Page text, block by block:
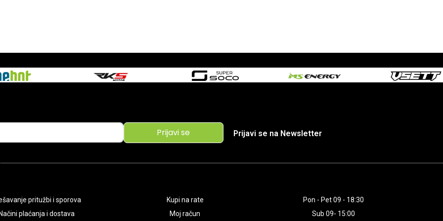
Prijavi se Prijavi se na Newsletter
pritužbi i sporova
plaćanja i dostava
Kupi na rate
Moj račun
Pon - Pet 09 - 18:30
Sub 09- 15:00